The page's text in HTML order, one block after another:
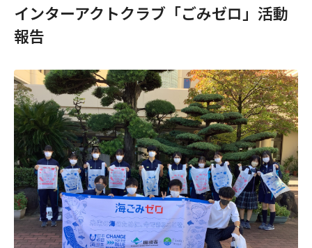
インターアクトクラブ「ごみゼロ」活動
報告